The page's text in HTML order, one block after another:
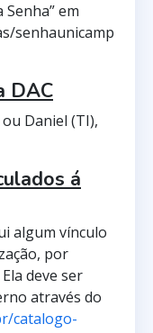
em
senhaunicamp
DAC
Daniel (TI),
á
algum vínculo
por
deve ser
através do
catalogo-